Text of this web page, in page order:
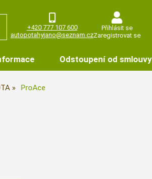
+420 777 107 600
autopotahyjano@seznam.cz
Přihlásit se
Zaregistrovat se
Odstoupení od smlouvy
ProAce